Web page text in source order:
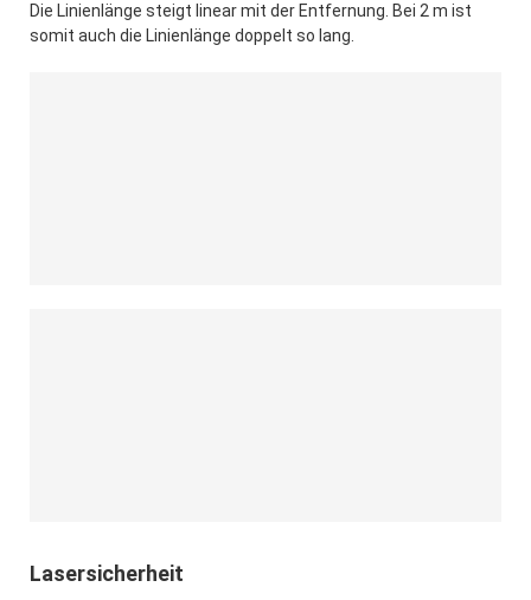
Die Linienlänge steigt linear mit der Entfernung. Bei 2 m ist
somit auch die Linienlänge doppelt so lang.
Lasersicherheit